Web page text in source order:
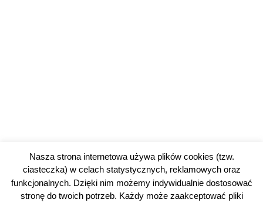
Nasza strona internetowa używa plików cookies (tzw.
ciasteczka) w celach statystycznych, reklamowych oraz
funkcjonalnych. Dzięki nim możemy indywidualnie dostosować
stronę do twoich potrzeb. Każdy może zaakceptować pliki